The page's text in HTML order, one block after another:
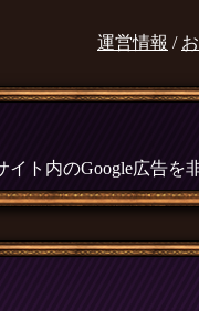
運営情報 /
イト内のGoogle広告を